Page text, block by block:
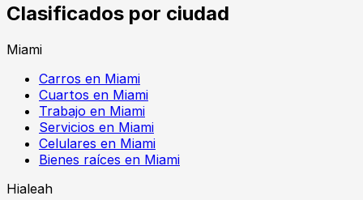
Clasificados por ciudad
Miami
Carros en Miami
Cuartos en Miami
Trabajo en Miami
Servicios en Miami
Celulares en Miami
Bienes raíces en Miami
Hialeah